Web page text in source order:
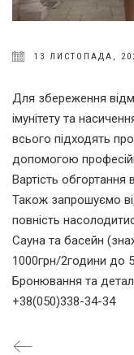
13 ЛИСТОПАДА,
Для збереження
імунітету та
всього підходять
допомогою
Вартість обгортання
Також запрошуємо
повність
Сауна та басейн
1000грн/2години до
Бронювання та
+38(050)338-34-34